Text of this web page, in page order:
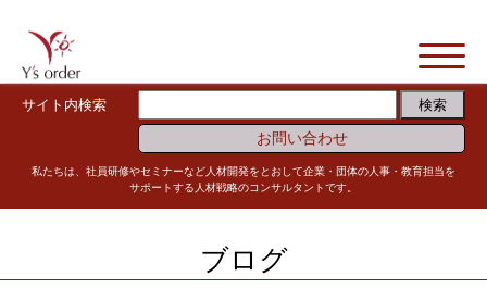
サイト内検索
お問い合わせ
私たちは、社員研修やセミナーなど人材開発をとおして企業・団体の人事・教育担当を
サポートする人材戦略のコンサルタントです。
ブログ